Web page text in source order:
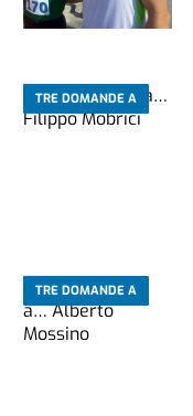
TRE DOMANDE A
TRE DOMANDE A